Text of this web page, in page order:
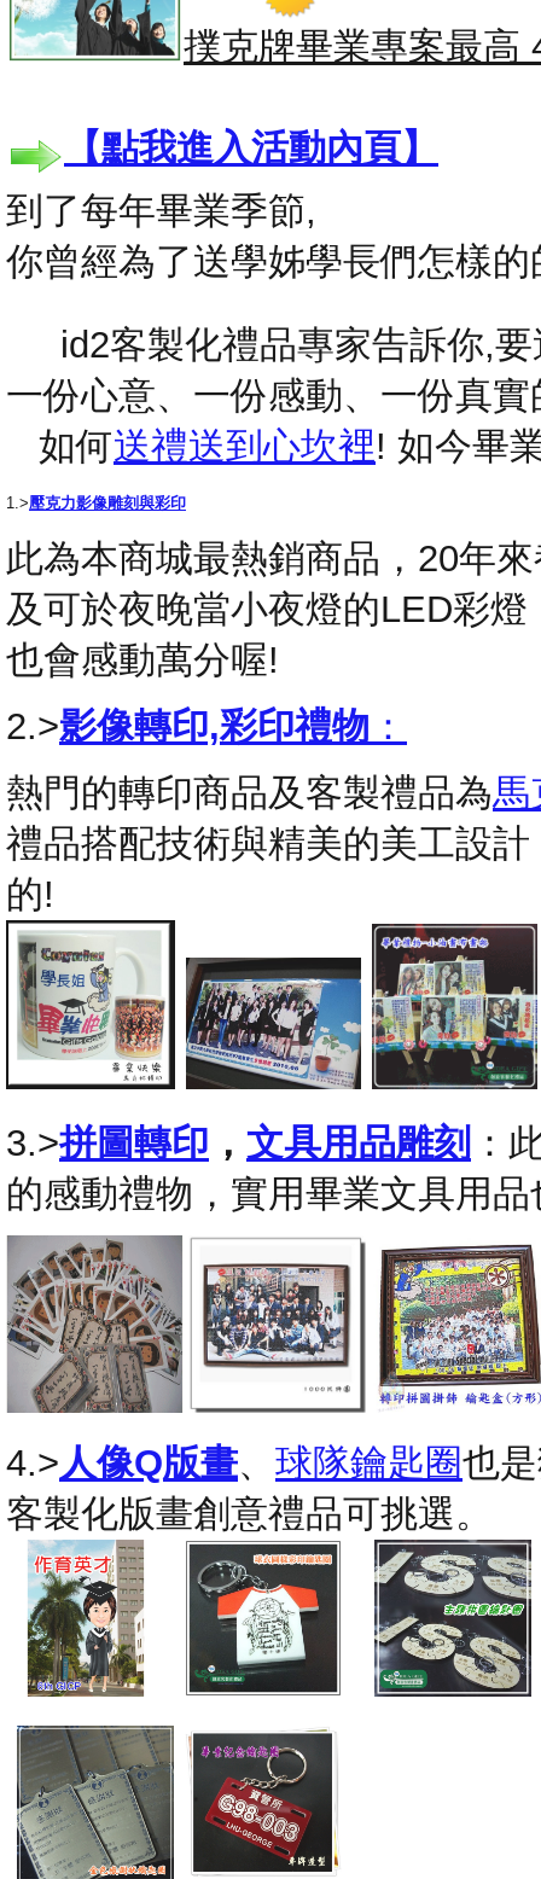
撲克牌畢業專案最高
【點我進入活動內頁】
到了每年畢業季節,
你曾經為了送學姊學長們怎樣
id2客製化禮品專家告訴你,要
一份心意、一份感動、一份真
如何送禮送到心坎裡! 如今畢
1.>壓克力影像雕刻與彩印
此為本商城最熱銷商品，20年
及可於夜晚當小夜燈的LED彩
也會感動萬分喔!
2.>影像轉印,彩印禮物 ：
熱門的轉印商品及客製禮品為馬
禮品搭配技術與精美的美工設
的!
3.>拼圖轉印 ， 文具用品雕刻 ：
的感動禮物，實用畢業文具用
4.>人像Q版畫、 球隊鑰匙圈也
客製化版畫創意禮品可挑選。